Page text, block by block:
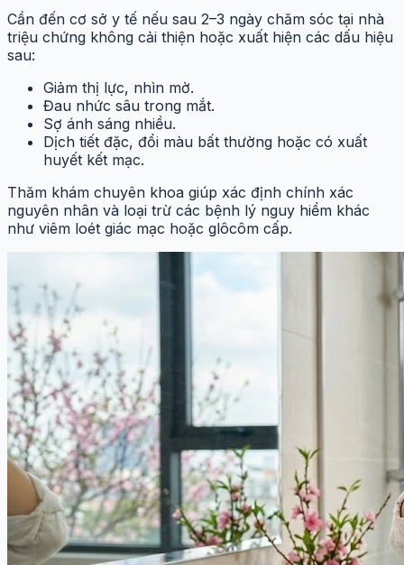
Cần đến cơ sở y tế nếu sau 2–3 ngày chăm sóc tại nhà
triệu chứng không cải thiện hoặc xuất hiện các dấu hiệu
sau:
Giảm thị lực, nhìn mờ.
Đau nhức sâu trong mắt.
Sợ ánh sáng nhiều.
Dịch tiết đặc, đổi màu bất thường hoặc có xuất
huyết kết mạc.
Thăm khám chuyên khoa giúp xác định chính xác
nguyên nhân và loại trừ các bệnh lý nguy hiểm khác
như viêm loét giác mạc hoặc glôcôm cấp.